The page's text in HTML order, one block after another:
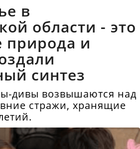
в
области - это
природа и
синтез
дивы возвышаются над
стражи, хранящие